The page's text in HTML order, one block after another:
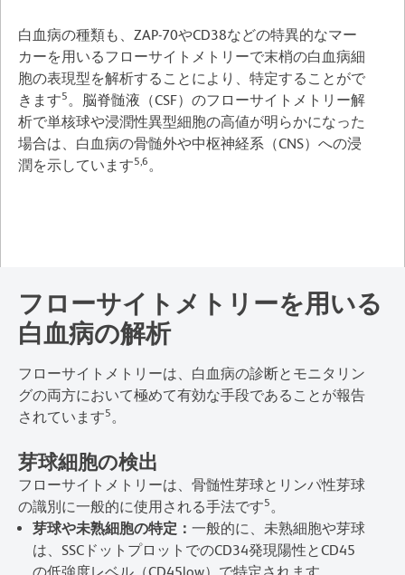
白血病の種類も、ZAP-70やCD38などの特異的なマー
カーを用いるフローサイトメトリーで末梢の白血病細
胞の表現型を解析することにより、特定することがで
きます5 。脳脊髄液（CSF）のフローサイトメトリー解
析で単核球や浸潤性異型細胞の高値が明らかになった
場合は、白血病の骨髄外や中枢神経系（CNS）への浸
潤を示しています5,6 。
フローサイトメトリーを用いる
白血病の解析
フローサイトメトリーは、白血病の診断とモニタリン
グの両方において極めて有効な手段であることが報告
されています5 。
芽球細胞の検出
フローサイトメトリーは、骨髄性芽球とリンパ性芽球
の識別に一般的に使用される手法です5 。
芽球や未熟細胞の特定： 一般的に、未熟細胞や芽球
は、SSCドットプロットでのCD34発現陽性とCD45
の低強度レベル（CD45low）で特定されます。